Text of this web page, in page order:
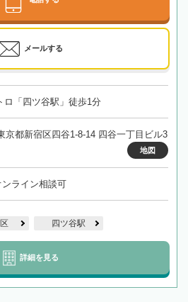
メールする
ロ「四ツ谷駅」徒歩1分
京都新宿区四谷1-8-14 四谷一丁目ビル3
地図
ライン相談可
四ツ谷駅
詳細を見る